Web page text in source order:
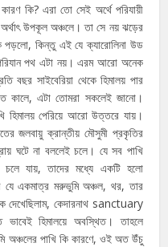
কি? এরা তো সেই অর্থে পরিযায়ী
অর্থাৎ উপকূল অঞ্চলে। তা সে নয় ঝড়ের
পড়লো, কিন্তু এই যে ক্যারোলিনা উড
পথ এটা নয়। এরম আরো অনেক
বছর সাইবেরিয়া থেকে হিমালয় পার
কালে, এটা তোমরা সকলেই জানো।
পেরিয়ে আরো উত্তরে যায়।
জলবায়ু ক্রান্তীয় মৌসুমী প্রকৃতির
ঘটে না বললেই চলে। যে সব পাখি
চলে যায়, তাদের মধ্যে একটি হলো
একমাত্র মরুভুমি অঞ্চল, থর, তার
দেখেছিলাম, কেদারনাথ sanctuary
ভাবেই হিমালয়ে অবস্থিত। তাহলে
অঞ্চলের পাখি কি কারণে, ওই অত উঁচু